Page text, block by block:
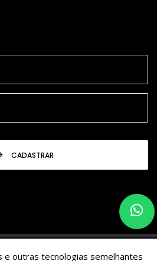
CADASTRAR
Imóveis de Nicho - Todos os Direitos
e outras tecnologias semelhantes